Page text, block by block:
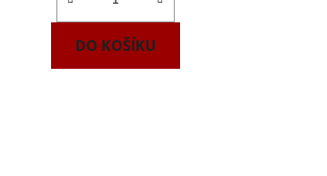
DO KOŠÍKU